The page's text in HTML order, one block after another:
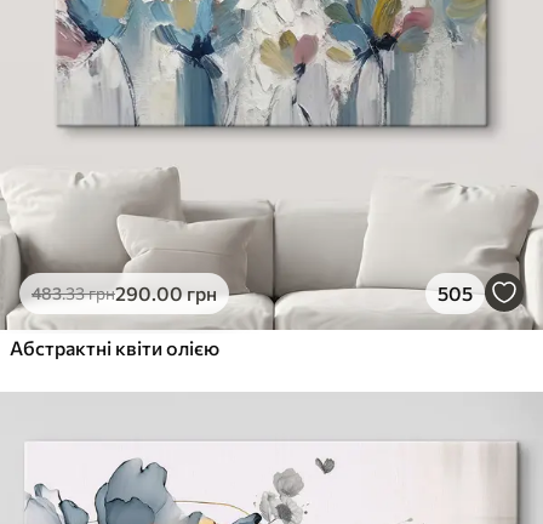
483.33грн290.00грн 505
Абстрактні квіти олією